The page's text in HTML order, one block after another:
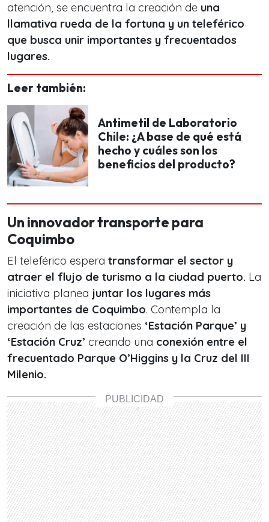
atención, se encuentra la creación de una
llamativa rueda de la fortuna y un teleférico
que busca unir importantes y frecuentados
lugares.
Leer también:
Antimetil de Laboratorio
Chile: ¿A base de qué está
hecho y cuáles son los
beneficios del producto?
Un innovador transporte para
Coquimbo
El teleférico espera transformar el sector y
atraer el flujo de turismo a la ciudad puerto. La
iniciativa planea juntar los lugares más
importantes de Coquimbo. Contempla la
creación de las estaciones ‘Estación Parque’ y
‘Estación Cruz’ creando una conexión entre el
frecuentado Parque O’Higgins y la Cruz del III
Milenio.